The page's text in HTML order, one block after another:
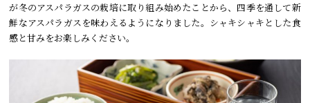
が冬のアスパラガスの栽培に取り組み始めたことから、四季を通して新
鮮なアスパラガスを味わえるようになりました。シャキシャキとした食
感と甘みをお楽しみください。